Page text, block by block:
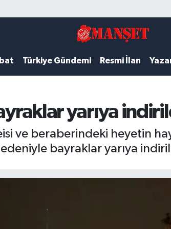
Türkiye Gündemi Resmi İlan
yarıya
ve beraberindeki heyetin
bayraklar yarıya